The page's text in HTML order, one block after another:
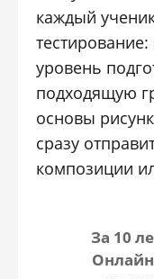
каждый
уровень
подходящую
основы
сразу
композиции
За 10